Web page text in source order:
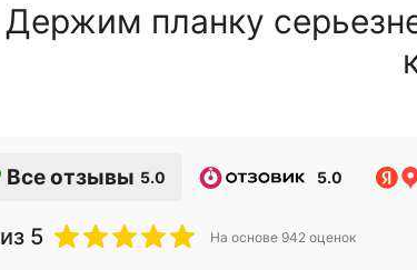
Держим планку
Все отзывы 5.0 5.0
из 5 На основе 942 оценок